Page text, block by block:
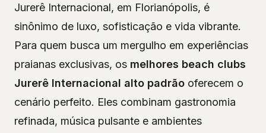
Jurerê Internacional, em Florianópolis, é
sinônimo de luxo, sofisticação e vida vibrante.
Para quem busca um mergulho em experiências
praianas exclusivas, os melhores beach clubs
Jurerê Internacional alto padrão oferecem o
cenário perfeito. Eles combinam gastronomia
refinada, música pulsante e ambientes